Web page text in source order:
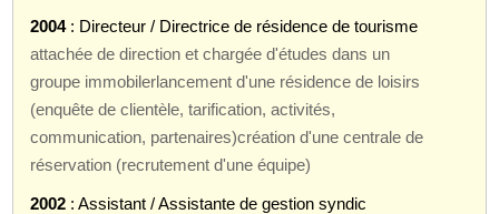
2004: Directeur / Directrice de résidence de tourisme
attachée de direction et chargée d'études dans un
groupe immobilerlancement d'une résidence de loisirs
(enquête de clientèle, tarification, activités,
communication, partenaires)création d'une centrale de
réservation (recrutement d'une équipe)
2002 : Assistant / Assistante de gestion syndic